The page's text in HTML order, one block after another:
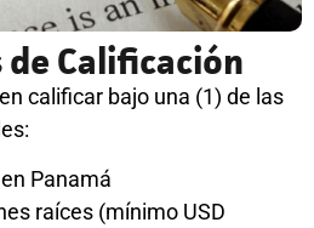
Calificación
calificar bajo una (1) de las
Panamá
raíces (mínimo USD